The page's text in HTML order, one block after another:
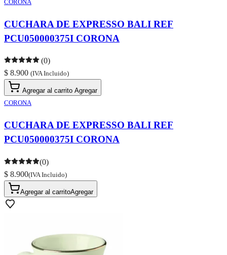
CORONA
CUCHARA DE EXPRESSO BALI REF
PCU050000375I CORONA
(0)
$ 8.900 (IVA Incluido)
Agregar al carrito Agregar
CORONA
CUCHARA DE EXPRESSO BALI REF
PCU050000375I CORONA
(0)
$ 8.900(IVA Incluido)
Agregar al carritoAgregar